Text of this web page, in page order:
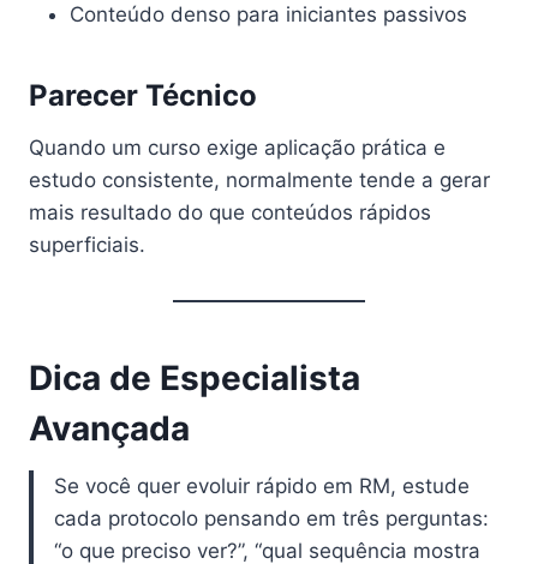
Conteúdo denso para iniciantes passivos
Parecer Técnico
Quando um curso exige aplicação prática e
estudo consistente, normalmente tende a gerar
mais resultado do que conteúdos rápidos
superficiais.
Dica de Especialista
Avançada
Se você quer evoluir rápido em RM, estude
cada protocolo pensando em três perguntas:
“o que preciso ver?”, “qual sequência mostra